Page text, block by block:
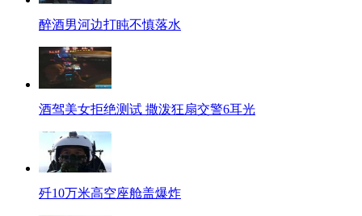
醉酒男河边打盹不慎落水
酒驾美女拒绝测试 撒泼狂扇交警6耳光
歼10万米高空座舱盖爆炸